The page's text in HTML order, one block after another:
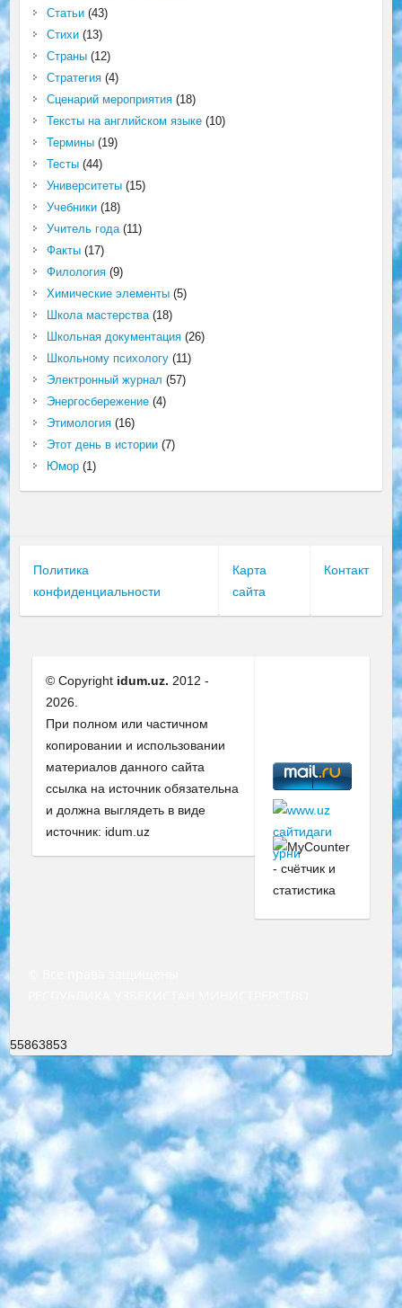
Статьи(43)
Стихи(13)
Страны(12)
Стратегия(4)
Сценарий мероприятия(18)
Тексты на английском языке(10)
Термины(19)
Тесты(44)
Университеты(15)
Учебники(18)
Учитель года(11)
Факты(17)
Филология(9)
Химические элементы(5)
Школа мастерства(18)
Школьная документация(26)
Школьному психологу(11)
Электронный журнал (57)
Энергосбережение(4)
Этимология(16)
Этот день в истории(7)
Юмор(1)
Политика
конфиденциальности
Карта
сайта
Контакт
© Copyright idum.uz. 2012 -
2026.
При полном или частичном
копировании и использовании
материалов данного сайта
ссылка на источник обязательна
и должна выглядеть в виде
источник: idum.uz
55863853